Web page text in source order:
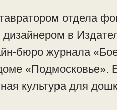
отдела
в
бюро журнала
«Подмосковье».
культура для